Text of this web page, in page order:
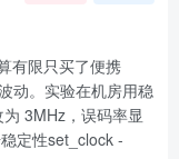
有限只买了便携
动。实验在机房用稳
3MHz，误码率显
定性set_clock -